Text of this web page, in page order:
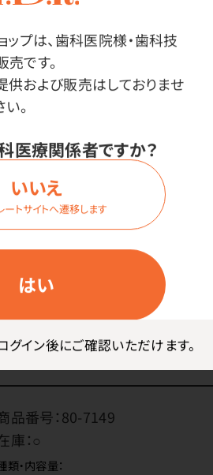
ップは、歯科医院様・歯科技
です。
および販売はしておりませ
。
医療関係者ですか？
はい
いいえ
ートサイトへ遷移します
グイン後にご確認いただけます。
品番号：80-4779
庫：
類・内容量：
ディー（3.0ml）
色調：
品番号：80-7149
庫：○
類・内容量：